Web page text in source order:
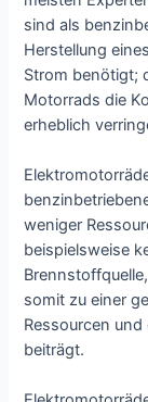
sind als
Herstellung
Strom benötigt;
Motorrads die
erheblich
weniger
beispielsweise
somit zu einer
Ressourcen
beiträgt.